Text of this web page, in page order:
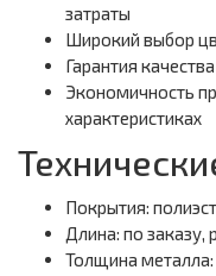
затраты
Широкий выбор
Гарантия
Экономичность
характеристиках
Покрытия:
Длина: по заказу,
Толщина